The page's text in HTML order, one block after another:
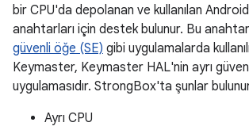
bir CPU'da depolanan ve kullanılan
anahtarları için destek bulunur. Bu
güvenli öğe (SE) gibi uygulamalarda
Keymaster, Keymaster HAL'nin ayrı
uygulamasıdır. StrongBox'ta şunlar
Ayrı CPU